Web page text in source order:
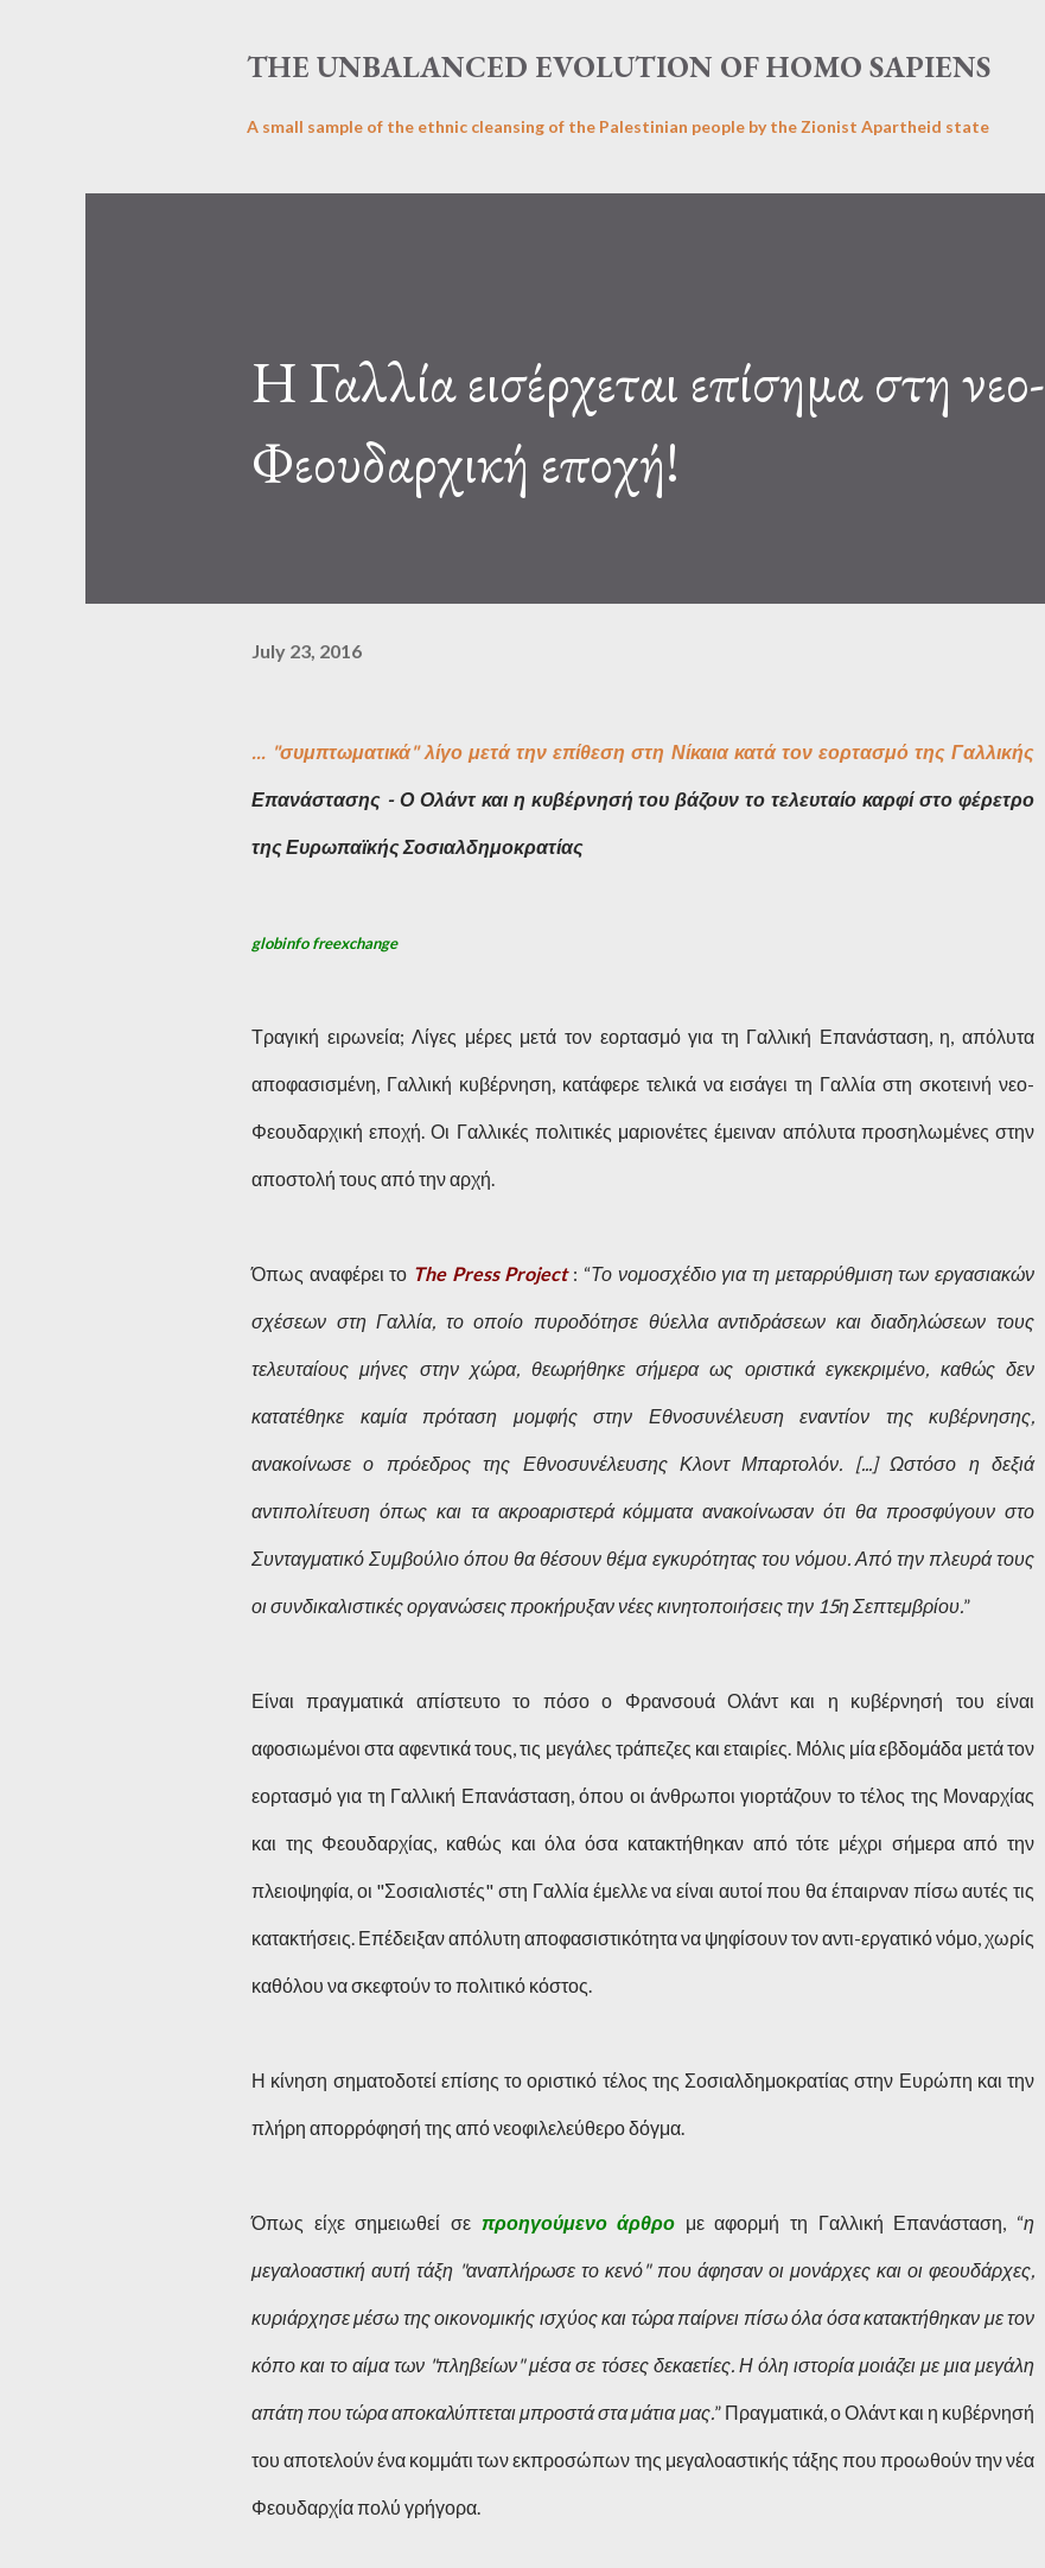
THE UNBALANCED EVOLUTION OF HOMO SAPIENS
A small sample of the ethnic cleansing of the Palestinian people by the Zionist Apartheid state
Η Γαλλία εισέρχεται επίσημα στη νεο-
Φεουδαρχική εποχή!
July 23, 2016
... "συμπτωματικά" λίγο μετά την επίθεση στη Νίκαια κατά τον εορτασμό της Γαλλικής
Επανάστασης - Ο Ολάντ και η κυβέρνησή του βάζουν το τελευταίο καρφί στο φέρετρο
της Ευρωπαϊκής Σοσιαλδημοκρατίας
globinfo freexchange
Τραγική ειρωνεία; Λίγες μέρες μετά τον εορτασμό για τη Γαλλική Επανάσταση, η, απόλυτα
αποφασισμένη, Γαλλική κυβέρνηση, κατάφερε τελικά να εισάγει τη Γαλλία στη σκοτεινή νεο-
Φεουδαρχική εποχή. Οι Γαλλικές πολιτικές μαριονέτες έμειναν απόλυτα προσηλωμένες στην
αποστολή τους από την αρχή.
Όπως αναφέρει το The Press Project: “Το νομοσχέδιο για τη μεταρρύθμιση των εργασιακών
σχέσεων στη Γαλλία, το οποίο πυροδότησε θύελλα αντιδράσεων και διαδηλώσεων τους
τελευταίους μήνες στην χώρα, θεωρήθηκε σήμερα ως οριστικά εγκεκριμένο, καθώς δεν
κατατέθηκε καμία πρόταση μομφής στην Εθνοσυνέλευση εναντίον της κυβέρνησης,
ανακοίνωσε ο πρόεδρος της Εθνοσυνέλευσης Κλοντ Μπαρτολόν. [...] Ωστόσο η δεξιά
αντιπολίτευση όπως και τα ακροαριστερά κόμματα ανακοίνωσαν ότι θα προσφύγουν στο
Συνταγματικό Συμβούλιο όπου θα θέσουν θέμα εγκυρότητας του νόμου. Από την πλευρά τους
οι συνδικαλιστικές οργανώσεις προκήρυξαν νέες κινητοποιήσεις την 15η Σεπτεμβρίου.”
Είναι πραγματικά απίστευτο το πόσο ο Φρανσουά Ολάντ και η κυβέρνησή του είναι
αφοσιωμένοι στα αφεντικά τους, τις μεγάλες τράπεζες και εταιρίες. Μόλις μία εβδομάδα μετά τον
εορτασμό για τη Γαλλική Επανάσταση, όπου οι άνθρωποι γιορτάζουν το τέλος της Μοναρχίας
και της Φεουδαρχίας, καθώς και όλα όσα κατακτήθηκαν από τότε μέχρι σήμερα από την
πλειοψηφία, οι "Σοσιαλιστές" στη Γαλλία έμελλε να είναι αυτοί που θα έπαιρναν πίσω αυτές τις
κατακτήσεις. Επέδειξαν απόλυτη αποφασιστικότητα να ψηφίσουν τον αντι-εργατικό νόμο, χωρίς
καθόλου να σκεφτούν το πολιτικό κόστος.
Η κίνηση σηματοδοτεί επίσης το οριστικό τέλος της Σοσιαλδημοκρατίας στην Ευρώπη και την
πλήρη απορρόφησή της από νεοφιλελεύθερο δόγμα.
Όπως είχε σημειωθεί σε προηγούμενο άρθρο με αφορμή τη Γαλλική Επανάσταση, “η
μεγαλοαστική αυτή τάξη "αναπλήρωσε το κενό" που άφησαν οι μονάρχες και οι φεουδάρχες,
κυριάρχησε μέσω της οικονομικής ισχύος και τώρα παίρνει πίσω όλα όσα κατακτήθηκαν με τον
κόπο και το αίμα των "πληβείων" μέσα σε τόσες δεκαετίες. Η όλη ιστορία μοιάζει με μια μεγάλη
απάτη που τώρα αποκαλύπτεται μπροστά στα μάτια μας.” Πραγματικά, ο Ολάντ και η κυβέρνησή
του αποτελούν ένα κομμάτι των εκπροσώπων της μεγαλοαστικής τάξης που προωθούν την νέα
Φεουδαρχία πολύ γρήγορα.